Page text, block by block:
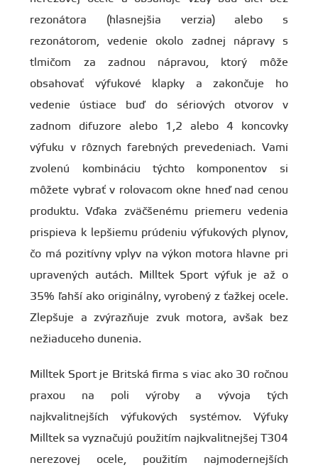
rezonátora (hlasnejšia verzia) alebo s
rezonátorom, vedenie okolo zadnej nápravy s
tlmičom za zadnou nápravou, ktorý môže
obsahovať výfukové klapky a zakončuje ho
vedenie ústiace buď do sériových otvorov v
zadnom difuzore alebo 1,2 alebo 4 koncovky
výfuku v rôznych farebných prevedeniach. Vami
zvolenú kombináciu týchto komponentov si
môžete vybrať v rolovacom okne hneď nad cenou
produktu. Vďaka zväčšenému priemeru vedenia
prispieva k lepšiemu prúdeniu výfukových plynov,
čo má pozitívny vplyv na výkon motora hlavne pri
upravených autách. Milltek Sport výfuk je až o
35% ľahší ako originálny, vyrobený z ťažkej ocele.
Zlepšuje a zvýrazňuje zvuk motora, avšak bez
nežiaduceho dunenia.
Milltek Sport je Britská firma s viac ako 30 ročnou
praxou na poli výroby a vývoja tých
najkvalitnejších výfukových systémov. Výfuky
Milltek sa vyznačujú použitím najkvalitnejšej T304
nerezovej ocele, použitím najmodernejších